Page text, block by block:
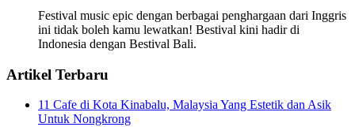
Festival music epic dengan berbagai penghargaan dari Inggris
ini tidak boleh kamu lewatkan! Bestival kini hadir di
Indonesia dengan Bestival Bali.
Artikel Terbaru
11 Cafe di Kota Kinabalu, Malaysia Yang Estetik dan Asik
Untuk Nongkrong